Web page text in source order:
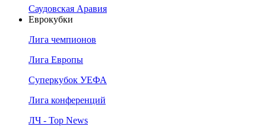
Саудовская Аравия
Еврокубки
Лига чемпионов
Лига Европы
Суперкубок УЕФА
Лига конференций
ЛЧ - Top News